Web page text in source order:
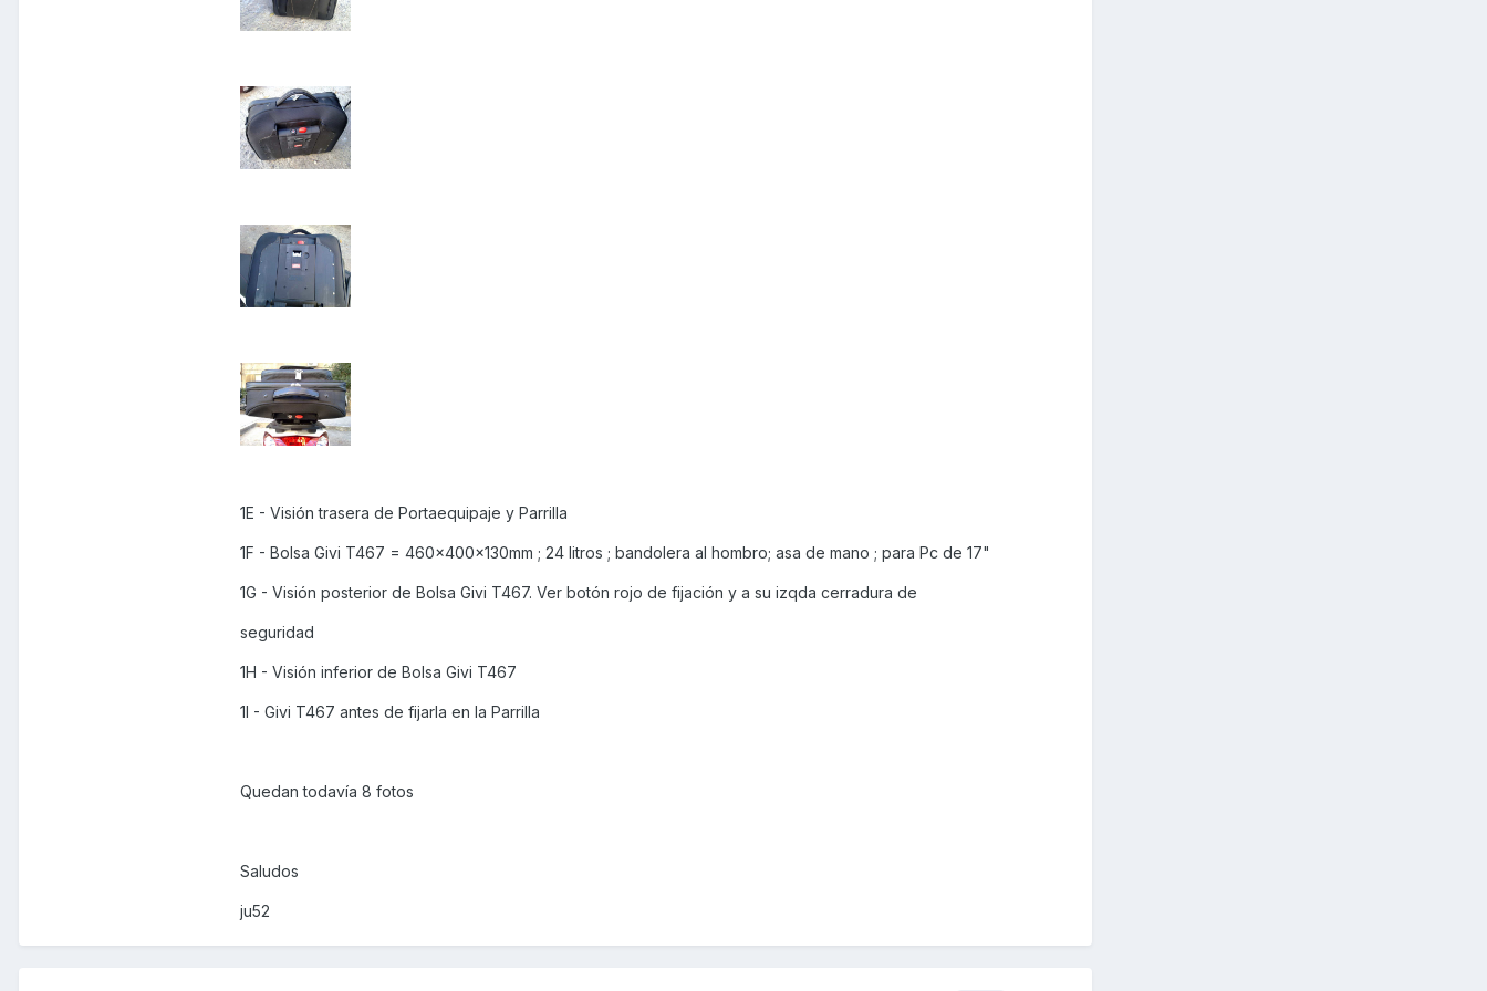
1E - Visión trasera de Portaequipaje y Parrilla
1F - Bolsa Givi T467 = 460x400x130mm ; 24 litros ; bandolera al hombro; asa de mano ; para Pc de 17"
1G - Visión posterior de Bolsa Givi T467. Ver botón rojo de fijación y a su izqda cerradura de
seguridad
1H - Visión inferior de Bolsa Givi T467
1I - Givi T467 antes de fijarla en la Parrilla
Quedan todavía 8 fotos
Saludos
ju52